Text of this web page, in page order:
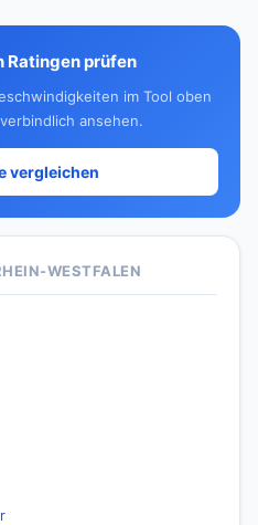
Ratingen prüfen
im Tool oben
ansehen.
vergleichen
WESTFALEN